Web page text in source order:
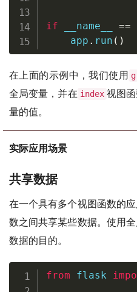
if __name__ ==
    app
. run ( )
在上面的示例中，我们使用 g
全局变量，并在 index 视图
量的值。
实际应用场景
共享数据
在一个具有多个视图函数的
数之间共享某些数据。使用
数据的目的。
from flask